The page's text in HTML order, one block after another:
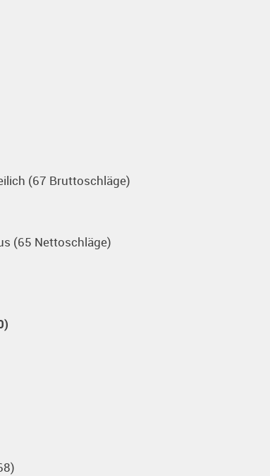
(67 Bruttoschläge)
(65 Nettoschläge)